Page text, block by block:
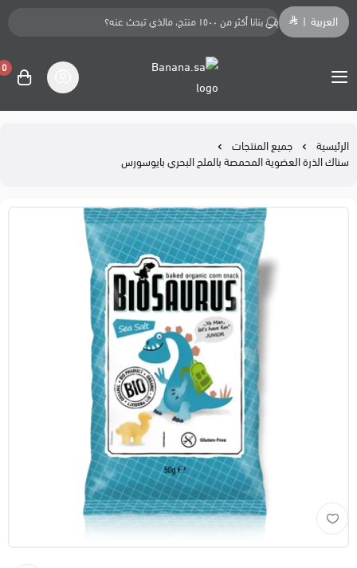
العربية
Banana.sa
0
الرئيسية
جميع المنتجات
سناك الذرة العضوية المحمصة بالملح البحري بايوسورس